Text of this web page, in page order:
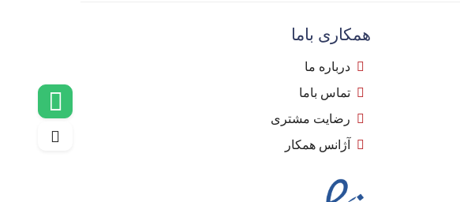
همکاری باما
درباره ما
تماس باما
رضایت مشتری
آژانس همکار